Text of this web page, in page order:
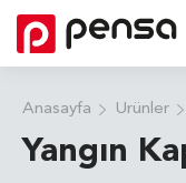
Anasayfa Ürünler
Yangın